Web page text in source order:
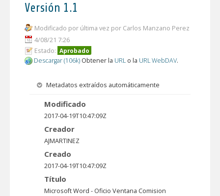
Versión 1.1
Modificado por última vez por Carlos Manzano Perez
4/08/21 7:26
Estado: Aprobado
Descargar (106k) Obtener la URL o la URL WebDAV.
Metadatos extraídos automáticamente
Modificado
2017-04-19T10:47:09Z
Creador
AJMARTINEZ
Creado
2017-04-19T10:47:09Z
Título
Microsoft Word - Oficio Ventana Comision